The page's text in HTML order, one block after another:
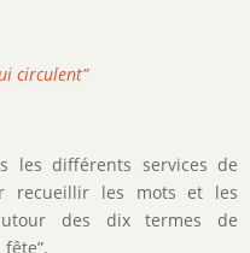
circulent”
les différents services de
recueillir les mots et les
des dix termes de